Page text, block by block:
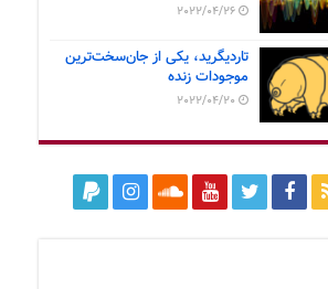
2022/04/26
تاردیگرید، یکی از جان‌سخت‌ترین
موجودات زنده
2022/04/20